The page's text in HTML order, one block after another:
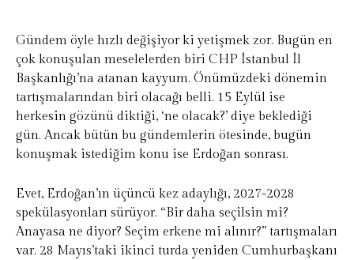
Gündem öyle hızlı değişiyor ki yetişmek zor. Bugün en
çok konuşulan meselelerden biri CHP İstanbul İl
Başkanlığı’na atanan kayyum. Önümüzdeki dönemin
tartışmalarından biri olacağı belli. 15 Eylül ise
herkesin gözünü diktiği, ‘ne olacak?’ diye beklediği
gün. Ancak bütün bu gündemlerin ötesinde, bugün
konuşmak istediğim konu ise Erdoğan sonrası.
Evet, Erdoğan’ın üçüncü kez adaylığı, 2027-2028
spekülasyonları sürüyor. “Bir daha seçilsin mi?
Anayasa ne diyor? Seçim erkene mi alınır?” tartışmaları
var. 28 Mayıs’taki ikinci turda yeniden Cumhurbaşkanı